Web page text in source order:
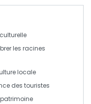
les racines
locale
des touristes
patrimoine